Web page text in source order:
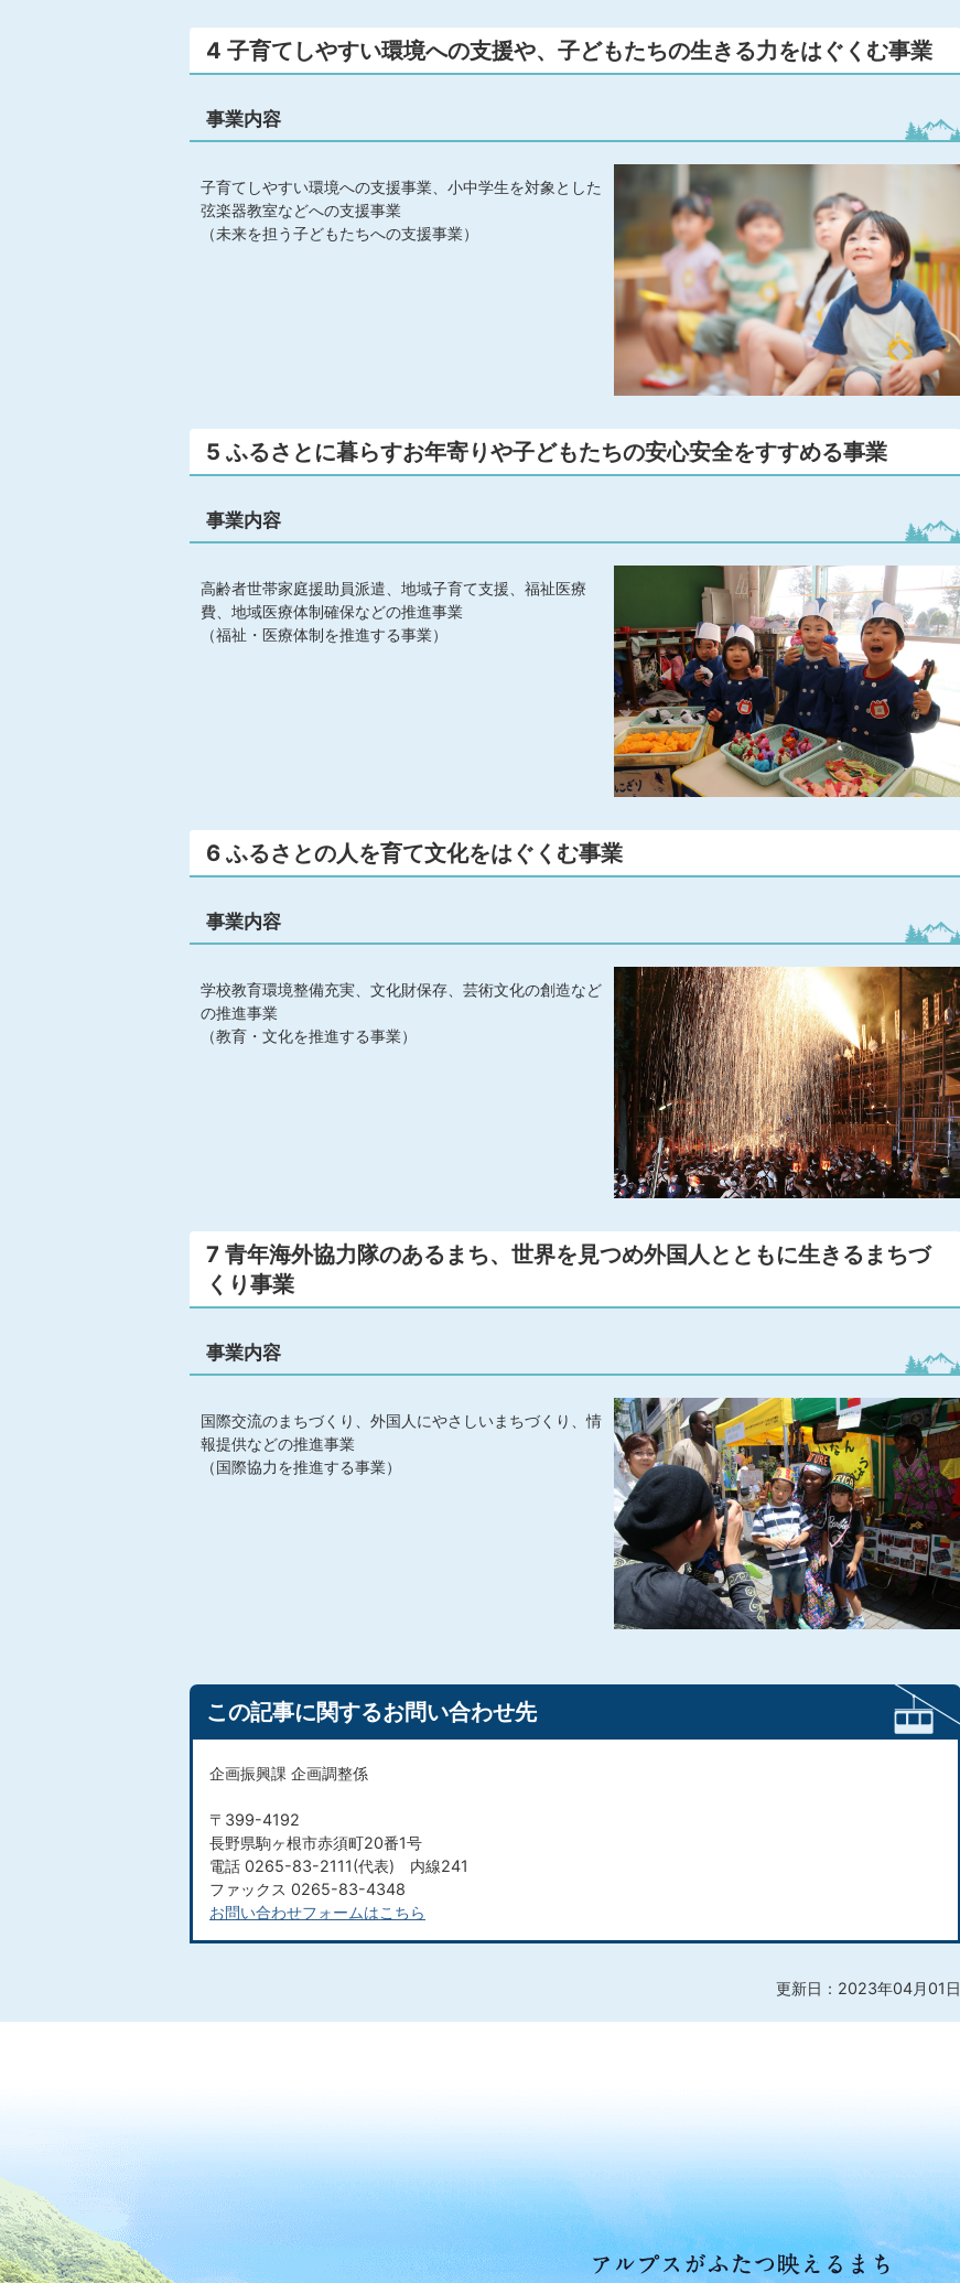
4 子育てしやすい環境への支援や、子どもたちの生きる力をはぐくむ事業
事業内容
子育てしやすい環境への支援事業、小中学生を対象とした
弦楽器教室などへの支援事業
（未来を担う子どもたちへの支援事業）
5 ふるさとに暮らすお年寄りや子どもたちの安心安全をすすめる事業
事業内容
高齢者世帯家庭援助員派遣、地域子育て支援、福祉医療
費、地域医療体制確保などの推進事業
（福祉・医療体制を推進する事業）
6 ふるさとの人を育て文化をはぐくむ事業
事業内容
学校教育環境整備充実、文化財保存、芸術文化の創造など
の推進事業
（教育・文化を推進する事業）
7 青年海外協力隊のあるまち、世界を見つめ外国人とともに生きるまちづ
くり事業
事業内容
国際交流のまちづくり、外国人にやさしいまちづくり、情
報提供などの推進事業
（国際協力を推進する事業）
この記事に関するお問い合わせ先
企画振興課 企画調整係
〒399-4192
長野県駒ヶ根市赤須町20番1号
電話 0265-83-2111(代表) 内線241
ファックス 0265-83-4348​​​​​​​
お問い合わせフォームはこちら
更新日：2023年04月01日
ア